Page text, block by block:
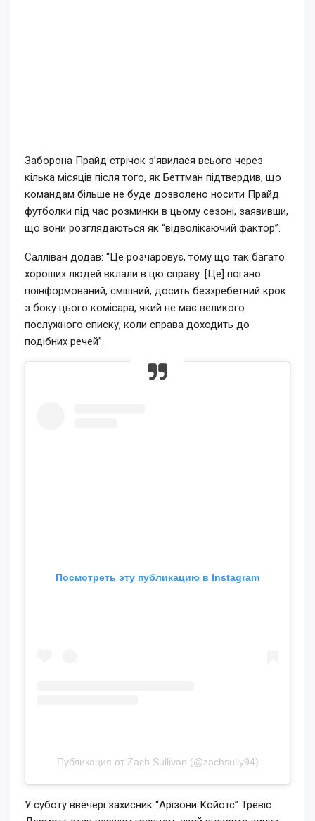
Заборона Прайд стрічок з’явилася всього через
кілька місяців після того, як Беттман підтвердив, що
командам більше не буде дозволено носити Прайд
футболки під час розминки в цьому сезоні, заявивши,
що вони розглядаються як “відволікаючий фактор”.
Салліван додав: “Це розчаровує, тому що так багато
хороших людей вклали в цю справу. [Це] погано
поінформований, смішний, досить безхребетний крок
з боку цього комісара, який не має великого
послужного списку, коли справа доходить до
подібних речей”.
Посмотреть эту публикацию в Instagram
Публикация от Zach Sullivan (@zachsully94)
У суботу ввечері захисник “Арізони Койотс” Тревіс